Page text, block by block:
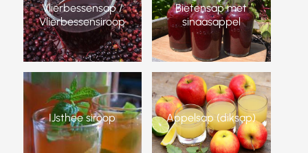
Vlierbessensap /
Vlierbessensiroop
Bietensap met
sinaasappel
IJsthee siroop Appelsap (diksap)